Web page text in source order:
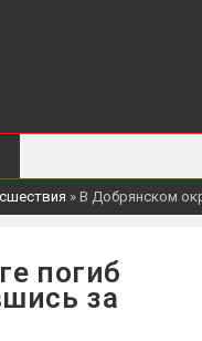
» В Добрянском
погиб
за